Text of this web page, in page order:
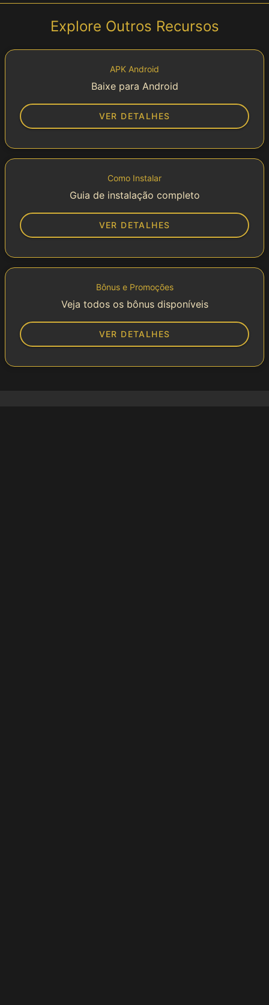
Explore Outros Recursos
APK Android
Baixe para Android
VER DETALHES
Como Instalar
Guia de instalação completo
VER DETALHES
Bônus e Promoções
Veja todos os bônus disponíveis
VER DETALHES